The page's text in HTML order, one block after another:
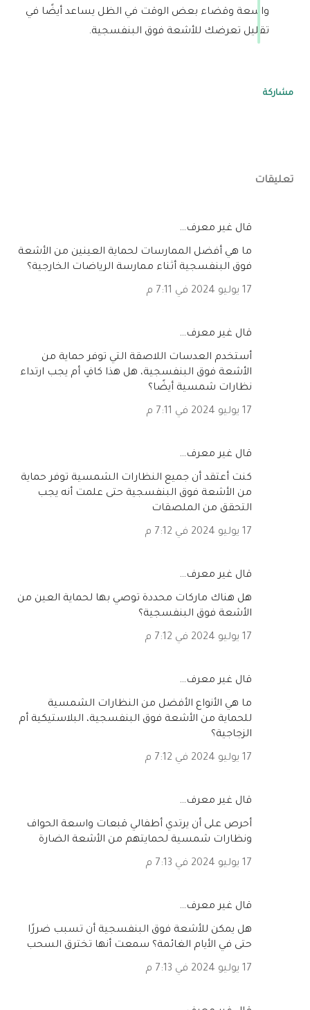
واسعة وقضاء بعض الوقت في الظل يساعد أيضًا في
تقليل تعرضك للأشعة فوق البنفسجية.
مشاركة
تعليقات
‏قال غير معرف…
ما هي أفضل الممارسات لحماية العينين من الأشعة
فوق البنفسجية أثناء ممارسة الرياضات الخارجية؟
17 يوليو 2024 في 7:11 م
‏قال غير معرف…
أستخدم العدسات اللاصقة التي توفر حماية من
الأشعة فوق البنفسجية، هل هذا كافٍ أم يجب ارتداء
نظارات شمسية أيضًا؟
17 يوليو 2024 في 7:11 م
‏قال غير معرف…
كنت أعتقد أن جميع النظارات الشمسية توفر حماية
من الأشعة فوق البنفسجية حتى علمت أنه يجب
التحقق من الملصقات
17 يوليو 2024 في 7:12 م
‏قال غير معرف…
هل هناك ماركات محددة توصي بها لحماية العين من
الأشعة فوق البنفسجية؟
17 يوليو 2024 في 7:12 م
‏قال غير معرف…
ما هي الأنواع الأفضل من النظارات الشمسية
للحماية من الأشعة فوق البنفسجية، البلاستيكية أم
الزجاجية؟
17 يوليو 2024 في 7:12 م
‏قال غير معرف…
أحرص على أن يرتدي أطفالي قبعات واسعة الحواف
ونظارات شمسية لحمايتهم من الأشعة الضارة
17 يوليو 2024 في 7:13 م
‏قال غير معرف…
هل يمكن للأشعة فوق البنفسجية أن تسبب ضررًا
حتى في الأيام الغائمة؟ سمعت أنها تخترق السحب
17 يوليو 2024 في 7:13 م